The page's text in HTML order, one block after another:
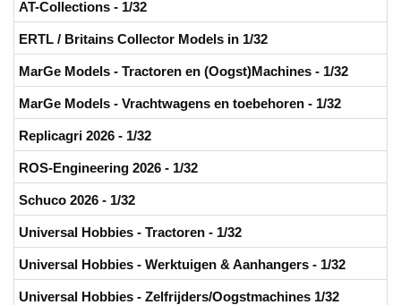
AT-Collections - 1/32
ERTL / Britains Collector Models in 1/32
MarGe Models - Tractoren en (Oogst)Machines - 1/32
MarGe Models - Vrachtwagens en toebehoren - 1/32
Replicagri 2026 - 1/32
ROS-Engineering 2026 - 1/32
Schuco 2026 - 1/32
Universal Hobbies - Tractoren - 1/32
Universal Hobbies - Werktuigen & Aanhangers - 1/32
Universal Hobbies - Zelfrijders/Oogstmachines 1/32